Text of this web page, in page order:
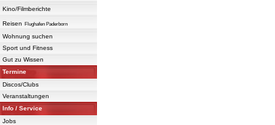
Kino/Filmberichte
Reisen Flughafen Paderborn
Wohnung suchen
Sport und Fitness
Gut zu Wissen
Termine
Discos/Clubs
Veranstaltungen
Info / Service
Jobs